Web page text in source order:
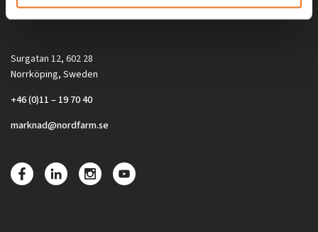
Surgatan 12, 602 28
Norrköping, Sweden
+46 (0)11 – 19 70 40
marknad@nordfarm.se